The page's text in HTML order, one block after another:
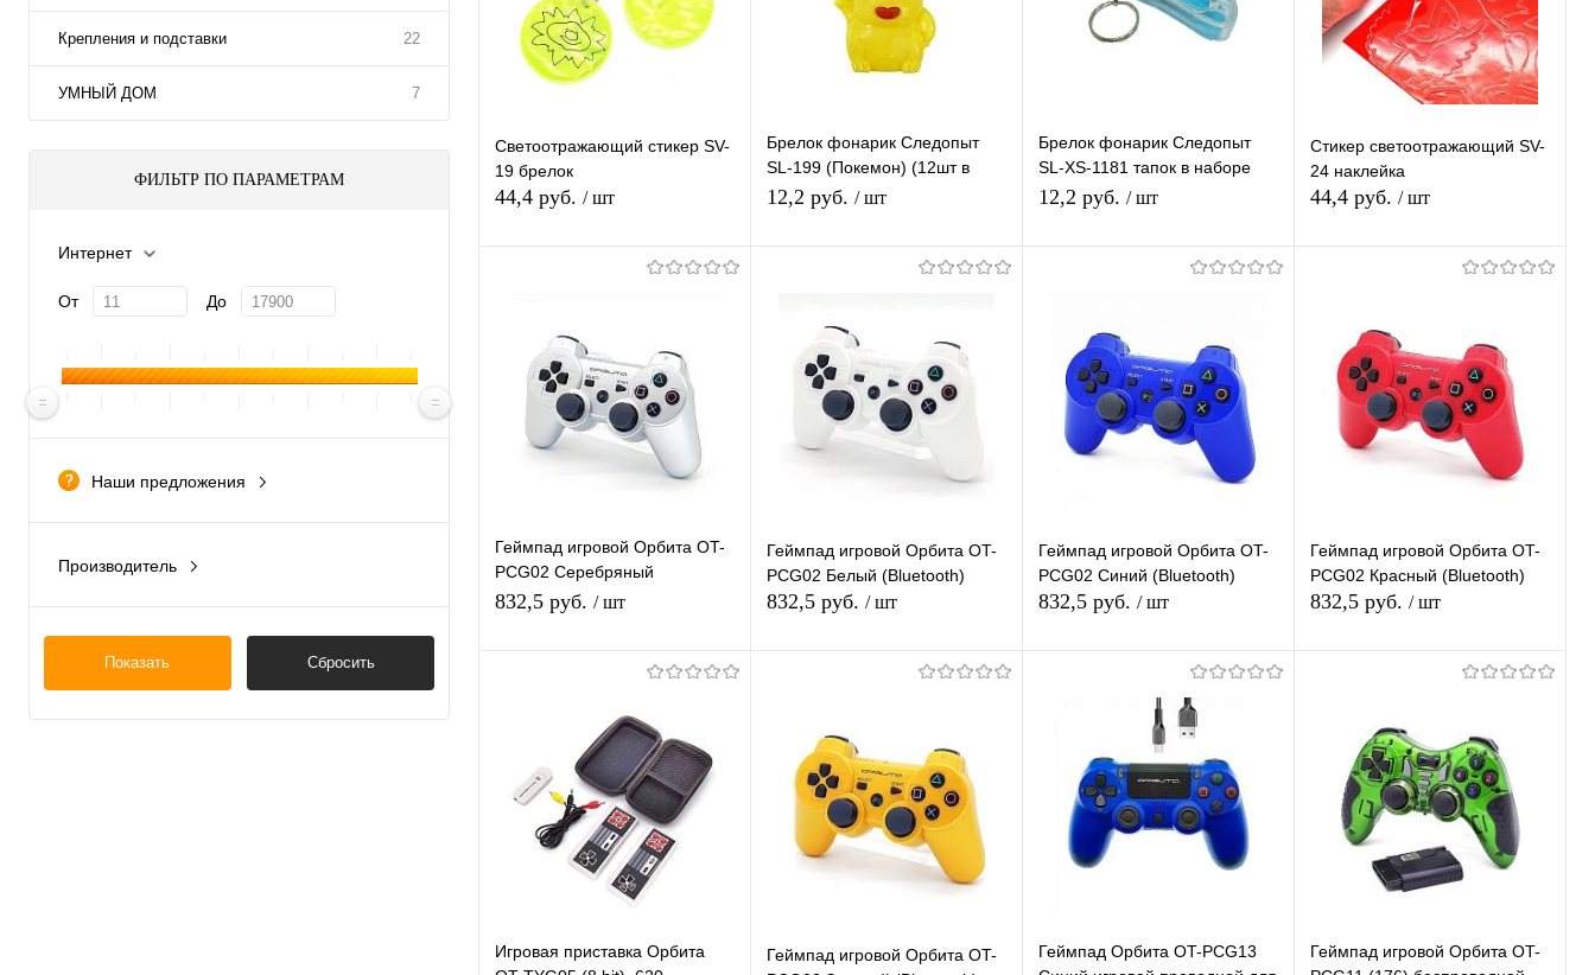
Крепления и подставки 22
УМНЫЙ ДОМ 7
ФИЛЬТР ПО ПАРАМЕТРАМ
Интернет
От До
Наши предложения
Производитель
Показать Сбросить
Светоотражающий стикер SV-
19 брелок
44,4 руб. / шт
Купить в 1
клик
сравнению
В избранное В наличии
Брелок фонарик Следопыт
SL-199 (Покемон) (12шт в
наборе) /1200 1 ШТ.
12,2 руб. / шт
Купить в 1
К
сравнению
В избранное В наличии
Брелок фонарик Следопыт
SL-XS-1181 тапок в наборе
48/1728
12,2 руб. / шт
Купить в 1
клик
К
сравнению
В избранное В наличии
Стикер светоотражающий SV-
24 наклейка
44,4 руб. / шт
Купить в 1
клик
К
сравнению
В избранное В наличии
Геймпад игровой Орбита OT-
PCG02 Серебряный
(Bluetooth)
832,5 руб. / шт
Купить в 1
клик
К
сравнению
В избранное В наличии
Геймпад игровой Орбита OT-
PCG02 Белый (Bluetooth)
832,5 руб. / шт
Купить в 1
клик
К
сравнению
В избранное В наличии
Геймпад игровой Орбита OT-
PCG02 Синий (Bluetooth)
832,5 руб. / шт
сравнению
В избранное В наличии
Геймпад игровой Орбита OT-
PCG02 Красный (Bluetooth)
832,5 руб. / шт
Купить в 1
К
сравнению
В избранное В наличии
Игровая приставка Орбита
Геймпад игровой Орбита OT-
Геймпад Орбита OT-PCG13
Геймпад игровой Орбита OT-